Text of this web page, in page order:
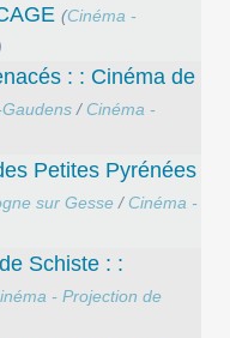
(Cinéma -
: : Cinéma de
/ Cinéma -
Petites Pyrénées
sur Gesse / Cinéma -
Schiste : :
- Projection de